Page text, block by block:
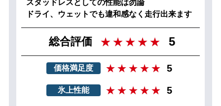
スタッドレスとしての性能は勿論
ドライ、ウェットでも違和感なく走行出来ます
総合評価 5
価格満足度 5
氷上性能 5